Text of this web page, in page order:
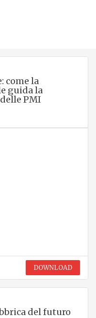
come la
guida la
PMI
DOWNLOAD
del futuro